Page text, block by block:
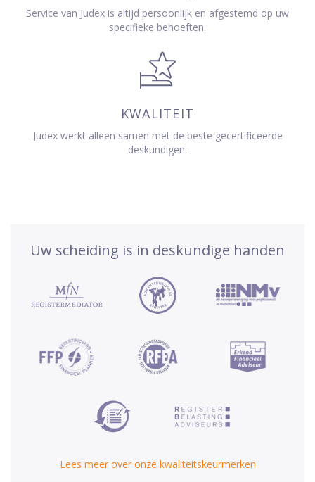
Service van Judex is altijd persoonlijk en afgestemd op uw
specifieke behoeften.
KWALITEIT
Judex werkt alleen samen met de beste gecertificeerde
deskundigen.
Uw scheiding is in deskundige handen
Lees meer over onze kwaliteitskeurmerken